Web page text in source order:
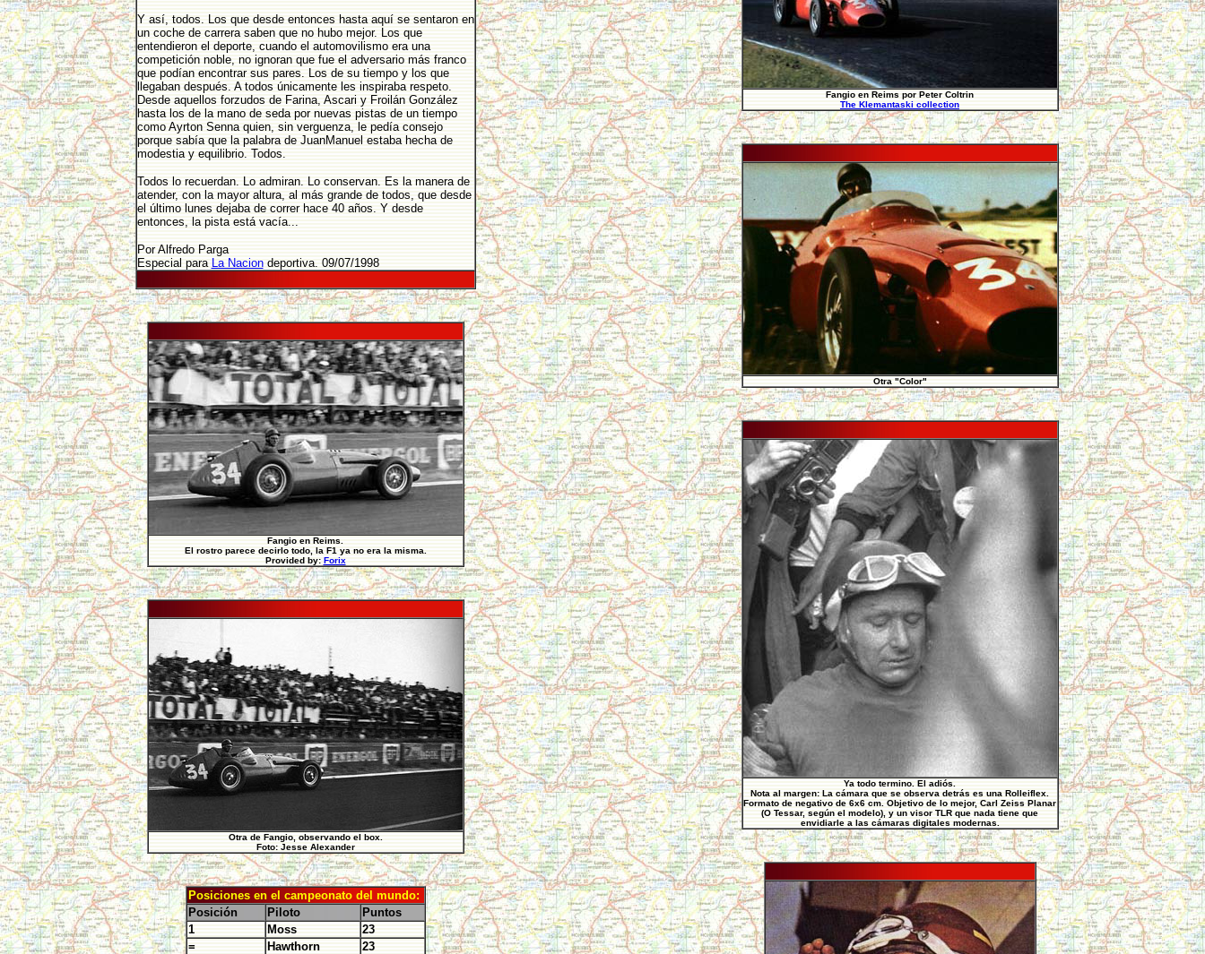
Y así, todos. Los que desde entonces hasta aquí se sentaron en
un coche de carrera saben que no hubo mejor. Los que
entendieron el deporte, cuando el automovilismo era una
competición noble, no ignoran que fue el adversario más franco
que podían encontrar sus pares. Los de su tiempo y los que
llegaban después. A todos únicamente les inspiraba respeto.
Desde aquellos forzudos de Farina, Ascari y Froilán González
hasta los de la mano de seda por nuevas pistas de un tiempo
como Ayrton Senna quien, sin verguenza, le pedía consejo
porque sabía que la palabra de JuanManuel estaba hecha de
modestia y equilibrio. Todos.
Todos lo recuerdan. Lo admiran. Lo conservan. Es la manera de
atender, con la mayor altura, al más grande de todos, que desde
el último lunes dejaba de correr hace 40 años. Y desde
entonces, la pista está vacía...
Por Alfredo Parga
Especial para La Naciondeportiva. 09/07/1998
Fangio en Reims.
El rostro parece decirlo todo, la F1 ya no era la misma.
Provided by: Forix
Otra de Fangio, observando el box.
Foto: Jesse Alexander
Posiciones en el campeonato del mundo:
Posición
Piloto
Puntos
1
Moss
23
=
Hawthorn
23
Fangio en Reims por Peter Coltrin
The Klemantaski collection
Otra "Color"
Ya todo termino. El adiós.
Nota al margen: La cámara que se observa detrás es una Rolleiflex.
Formato de negativo de 6x6 cm. Objetivo de lo mejor, Carl Zeiss Planar
(O Tessar, según el modelo), y un visor TLR que nada tiene que
envidiarle a las cámaras digitales modernas.